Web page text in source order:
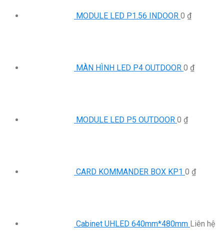
MODULE LED P1.56 INDOOR 0 ₫
MÀN HÌNH LED P4 OUTDOOR 0 ₫
MODULE LED P5 OUTDOOR 0 ₫
CARD KOMMANDER BOX KP1 0 ₫
Cabinet UHLED 640mm*480mm Liên hệ